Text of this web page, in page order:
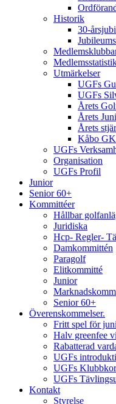
Historik
30-
Utmärkelser
UGFs
UGFs
Årets
Årets
Årets
Kåbo
UGFs
Organisation
UGFs Profil
Junior
Senior 60+
Kommittéer
Hållbar
Juridiska
Hcp- Regler-
Damkommittén
Paragolf
Elitkommitté
Junior
Senior 60+
Överenskommelser.
Fritt spel för
Halv greenfee
Rabatterad
UGFs
UGFs
UGFs
Kontakt
Styrelse